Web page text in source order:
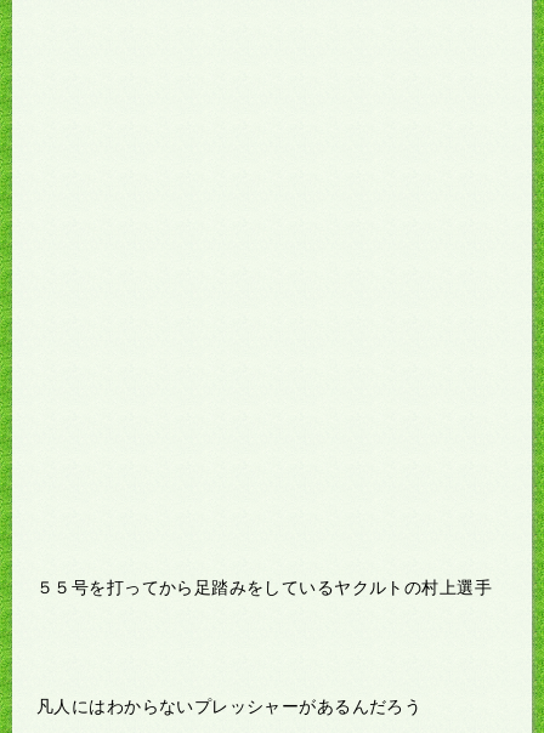
５５号を打ってから足踏みをしているヤクルトの村上選手
凡人にはわからないプレッシャーがあるんだろう